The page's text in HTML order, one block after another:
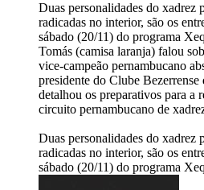
Duas personalidades do xadrez
radicadas no interior, são os
sábado (20/11) do programa
Tomás (camisa laranja) falou
vice-campeão pernambucano
presidente do Clube
detalhou os preparativos para a
circuito pernambucano de
Duas personalidades do xadrez
radicadas no interior, são os
sábado (20/11) do programa